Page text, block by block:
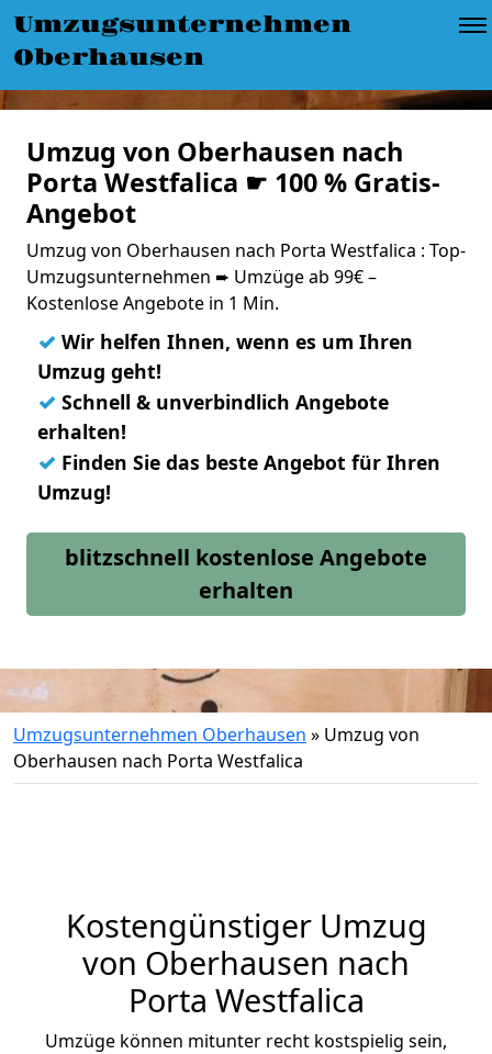
Umzugsunternehmen
Oberhausen
Umzug von Oberhausen nach
Porta Westfalica ☛ 100 % Gratis-
Angebot
Umzug von Oberhausen nach Porta Westfalica : Top-
Umzugsunternehmen ➨ Umzüge ab 99€ –
Kostenlose Angebote in 1 Min.
✓ Wir helfen Ihnen, wenn es um Ihren
Umzug geht!
✓ Schnell & unverbindlich Angebote
erhalten!
✓ Finden Sie das beste Angebot für Ihren
Umzug!
blitzschnell kostenlose Angebote
erhalten
Umzugsunternehmen Oberhausen » Umzug von
Oberhausen nach Porta Westfalica
Kostengünstiger Umzug
von Oberhausen nach
Porta Westfalica
Umzüge können mitunter recht kostspielig sein,